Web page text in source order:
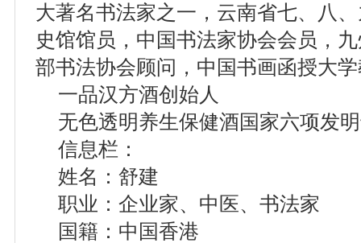
大著名书法家之一，云南省七、八
史馆馆员，中国书法家协会会员，
部书法协会顾问，中国书画函授大
一品汉方酒创始人
无色透明养生保健酒国家六项发
信息栏：
姓名：舒建
职业：企业家、中医、书法家
国籍：中国香港